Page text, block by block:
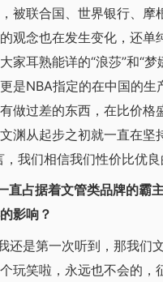
被联合国、世界银行、摩
观念也在发生变化，还单
家耳熟能详的“浪莎”和“
是NBA指定的在中国的
做过差的东西，在比价
渊从起步之初就一直在
我们相信我们性价比优良
占据着文管类品牌的霸
影响？
是第一次听到，那我们
玩笑啦，永远也不会的